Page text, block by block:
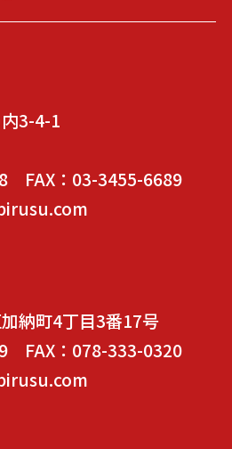
3-4-1
FAX：03-3455-6689
納町4丁目3番17号
FAX：078-333-0320